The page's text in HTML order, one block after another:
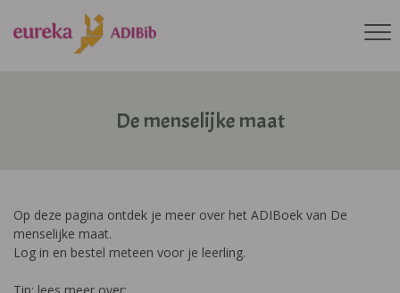
De menselijke maat
Op deze pagina ontdek je meer over het ADIBoek van De
menselijke maat.
Log in en bestel meteen voor je leerling.